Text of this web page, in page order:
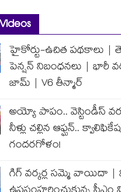
హైకోర్టు-ఉచిత పథకాలు |
పెన్షన్ నిబంధనలు | భారీ
జామ్ | V6 తీన్మార్
అయ్యో పాపం.. వెస్టిండీస్
నీళ్లు చల్లిన ఆఫ్ఘన్..
గందరగోళం!
గిగ్ వర్కర్ల సమ్మె వాయిదా |